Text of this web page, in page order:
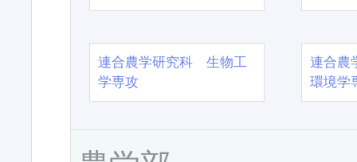
連合農学研究科 生物工
学専攻
連合農
環境学